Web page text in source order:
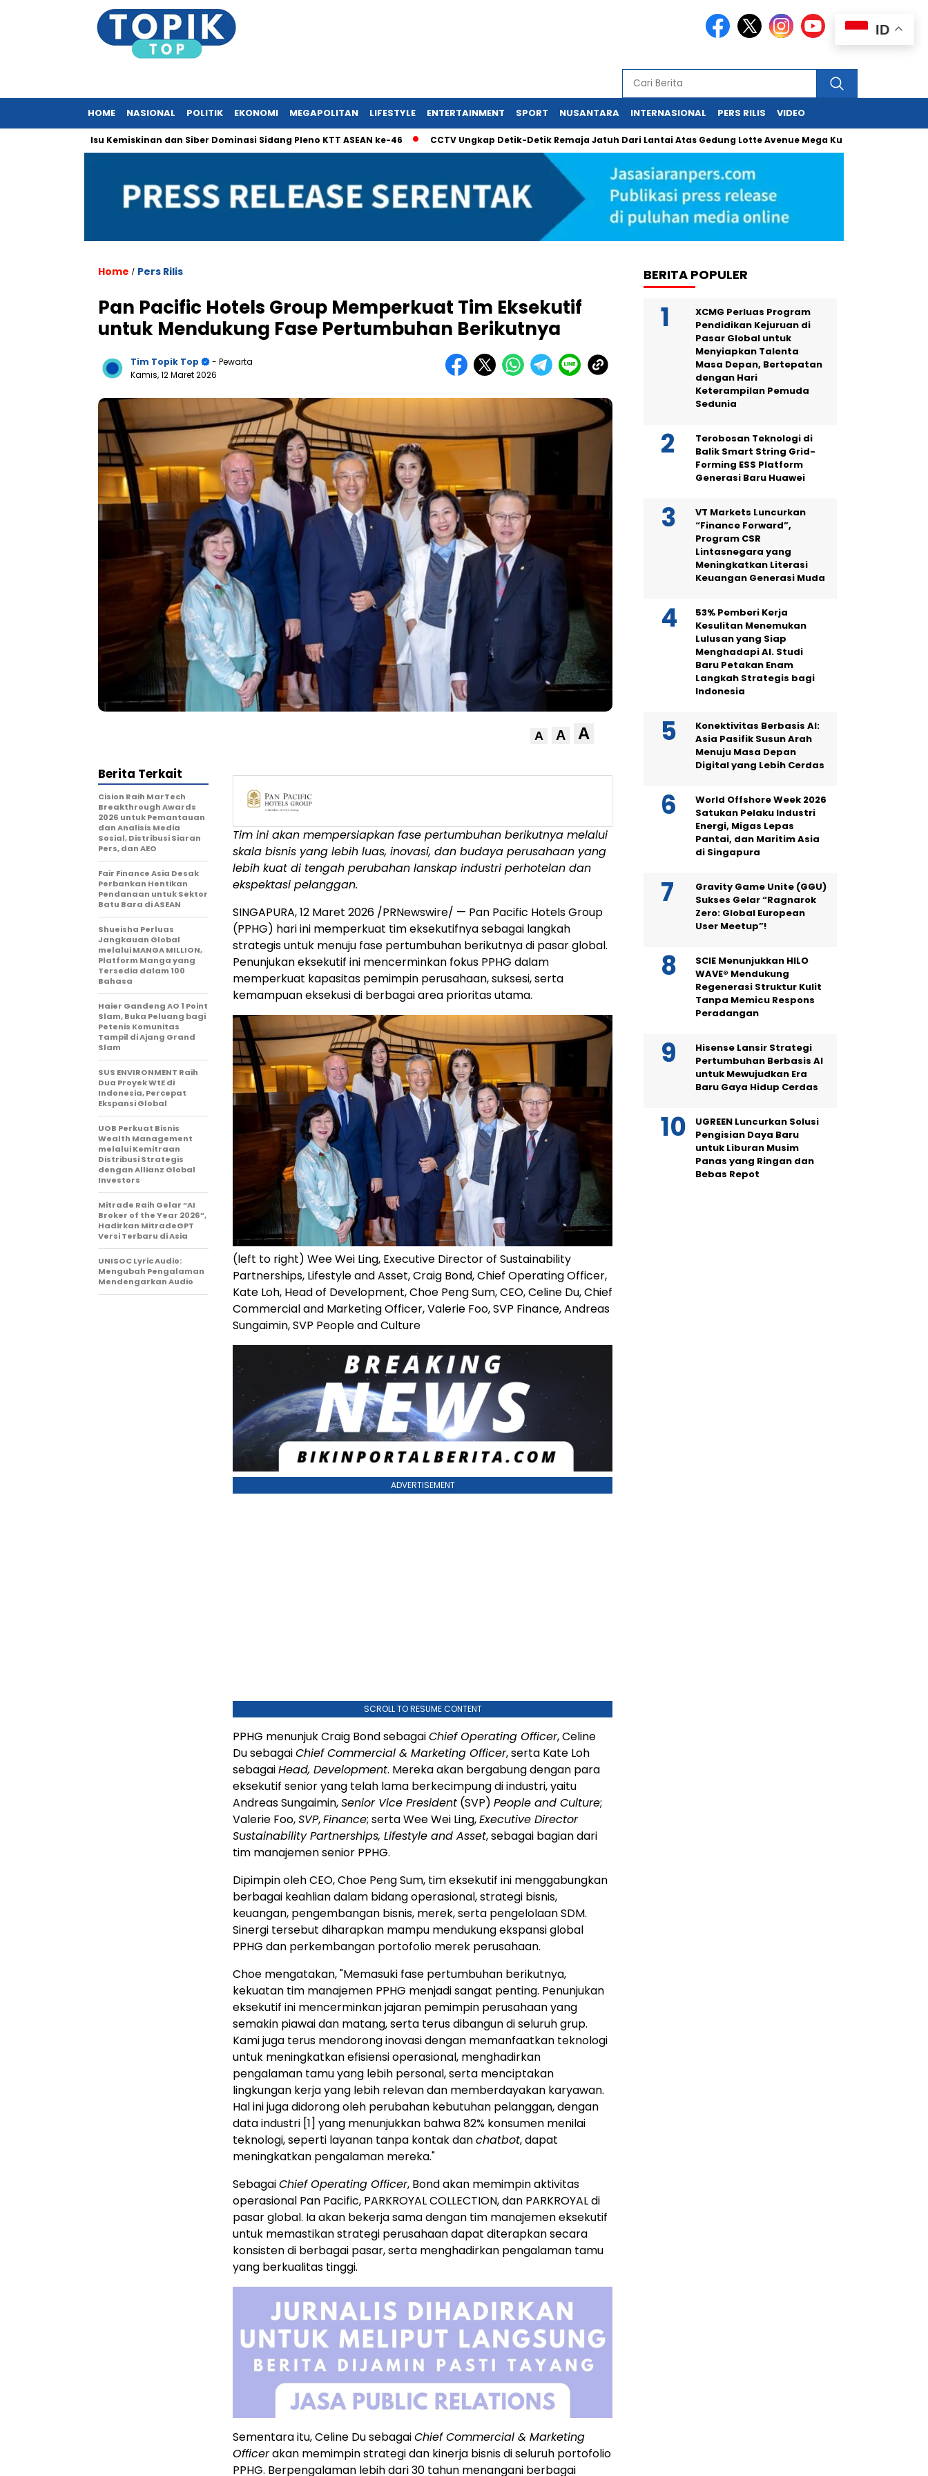
HOME NASIONAL POLITIK EKONOMI MEGAPOLITAN LIFESTYLE ENTERTAINMENT SPORT NUSANTARA INTERNASIONAL PERS RILIS VIDEO
Isu Kemiskinan dan Siber Dominasi Sidang Pleno KTT ASEAN ke-46 CCTV Ungkap Detik-Detik Remaja Jatuh Dari Lantai Atas Gedung Lotte Avenue Mega Kuningan
Home / Pers Rilis
Pan Pacific Hotels Group Memperkuat Tim Eksekutif
untuk Mendukung Fase Pertumbuhan Berikutnya
Tim Topik Top
- Pewarta
Kamis, 12 Maret 2026
A A A
Tim ini akan mempersiapkan fase pertumbuhan berikutnya melalui
skala bisnis yang lebih luas, inovasi, dan budaya perusahaan yang
lebih kuat di tengah perubahan lanskap industri perhotelan dan
ekspektasi pelanggan.
SINGAPURA, 12 Maret 2026 /PRNewswire/ — Pan Pacific Hotels Group
(PPHG) hari ini memperkuat tim eksekutifnya sebagai langkah
strategis untuk menuju fase pertumbuhan berikutnya di pasar global.
Penunjukan eksekutif ini mencerminkan fokus PPHG dalam
memperkuat kapasitas pemimpin perusahaan, suksesi, serta
kemampuan eksekusi di berbagai area prioritas utama.
(left to right) Wee Wei Ling, Executive Director of Sustainability
Partnerships, Lifestyle and Asset, Craig Bond, Chief Operating Officer,
Kate Loh, Head of Development, Choe Peng Sum, CEO, Celine Du, Chief
Commercial and Marketing Officer, Valerie Foo, SVP Finance, Andreas
Sungaimin, SVP People and Culture
ADVERTISEMENT
SCROLL TO RESUME CONTENT
PPHG menunjuk Craig Bond sebagaiChief Operating Officer, Celine
Du sebagaiChief Commercial & Marketing Officer, serta Kate Loh
sebagaiHead, Development. Mereka akan bergabung dengan para
eksekutif senior yang telah lama berkecimpung di industri, yaitu
Andreas Sungaimin,Senior Vice President (SVP) People and Culture;
Valerie Foo,SVP,Finance; serta Wee Wei Ling,Executive Director
Sustainability Partnerships, Lifestyle and Asset, sebagai bagian dari
tim manajemen senior PPHG.
Dipimpin oleh CEO, Choe Peng Sum, tim eksekutif ini menggabungkan
berbagai keahlian dalam bidang operasional, strategi bisnis,
keuangan, pengembangan bisnis, merek, serta pengelolaan SDM.
Sinergi tersebut diharapkan mampu mendukung ekspansi global
PPHG dan perkembangan portofolio merek perusahaan.
Choe mengatakan, "Memasuki fase pertumbuhan berikutnya,
kekuatan tim manajemen PPHG menjadi sangat penting. Penunjukan
eksekutif ini mencerminkan jajaran pemimpin perusahaan yang
semakin piawai dan matang, serta terus dibangun di seluruh grup.
Kami juga terus mendorong inovasi dengan memanfaatkan teknologi
untuk meningkatkan efisiensi operasional, menghadirkan
pengalaman tamu yang lebih personal, serta menciptakan
lingkungan kerja yang lebih relevan dan memberdayakan karyawan.
Hal ini juga didorong oleh perubahan kebutuhan pelanggan, dengan
data industri [1] yang menunjukkan bahwa 82% konsumen menilai
teknologi, seperti layanan tanpa kontak danchatbot, dapat
meningkatkan pengalaman mereka."
SebagaiChief Operating Officer, Bond akan memimpin aktivitas
operasional Pan Pacific, PARKROYAL COLLECTION, dan PARKROYAL di
pasar global. Ia akan bekerja sama dengan tim manajemen eksekutif
untuk memastikan strategi perusahaan dapat diterapkan secara
konsisten di berbagai pasar, serta menghadirkan pengalaman tamu
yang berkualitas tinggi.
Sementara itu, Celine Du sebagaiChief Commercial & Marketing
Officerakan memimpin strategi dan kinerja bisnis di seluruh portofolio
PPHG. Berpengalaman lebih dari 30 tahun menangani berbagai
Berita Terkait
Cision Raih MarTech
Breakthrough Awards
2026 untuk Pemantauan
dan Analisis Media
Sosial, Distribusi Siaran
Pers, dan AEO
Fair Finance Asia Desak
Perbankan Hentikan
Pendanaan untuk Sektor
Batu Bara di ASEAN
Shueisha Perluas
Jangkauan Global
melalui MANGA MILLION,
Platform Manga yang
Tersedia dalam 100
Bahasa
Haier Gandeng AO 1 Point
Slam, Buka Peluang bagi
Petenis Komunitas
Tampil di Ajang Grand
Slam
SUS ENVIRONMENT Raih
Dua Proyek WtE di
Indonesia, Percepat
Ekspansi Global
UOB Perkuat Bisnis
Wealth Management
melalui Kemitraan
Distribusi Strategis
dengan Allianz Global
Investors
Mitrade Raih Gelar “AI
Broker of the Year 2026”,
Hadirkan MitradeGPT
Versi Terbaru di Asia
UNISOC Lyric Audio:
Mengubah Pengalaman
Mendengarkan Audio
BERITA POPULER
XCMG Perluas Program
Pendidikan Kejuruan di
Pasar Global untuk
Menyiapkan Talenta
Masa Depan, Bertepatan
dengan Hari
Keterampilan Pemuda
Sedunia
Terobosan Teknologi di
Balik Smart String Grid-
Forming ESS Platform
Generasi Baru Huawei
VT Markets Luncurkan
“Finance Forward”,
Program CSR
Lintasnegara yang
Meningkatkan Literasi
Keuangan Generasi Muda
53% Pemberi Kerja
Kesulitan Menemukan
Lulusan yang Siap
Menghadapi AI. Studi
Baru Petakan Enam
Langkah Strategis bagi
Indonesia
Konektivitas Berbasis AI:
Asia Pasifik Susun Arah
Menuju Masa Depan
Digital yang Lebih Cerdas
World Offshore Week 2026
Satukan Pelaku Industri
Energi, Migas Lepas
Pantai, dan Maritim Asia
di Singapura
Gravity Game Unite (GGU)
Sukses Gelar “Ragnarok
Zero: Global European
User Meetup”!
SCIE Menunjukkan HILO
WAVE® Mendukung
Regenerasi Struktur Kulit
Tanpa Memicu Respons
Peradangan
Hisense Lansir Strategi
Pertumbuhan Berbasis AI
untuk Mewujudkan Era
Baru Gaya Hidup Cerdas
UGREEN Luncurkan Solusi
Pengisian Daya Baru
untuk Liburan Musim
Panas yang Ringan dan
Bebas Repot
ID